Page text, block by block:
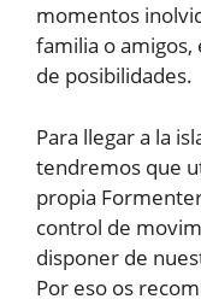
momentos
familia o amigos,
de posibilidades.
Para llegar a la
tendremos que
propia
control de
disponer de
Por eso os